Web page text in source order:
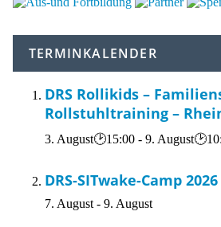
TERMINKALENDER
DRS Rollikids –
Rollstuhltraining –
3. August🕑15:00 - 9.
DRS-SITwake-Camp
7. August - 9. August